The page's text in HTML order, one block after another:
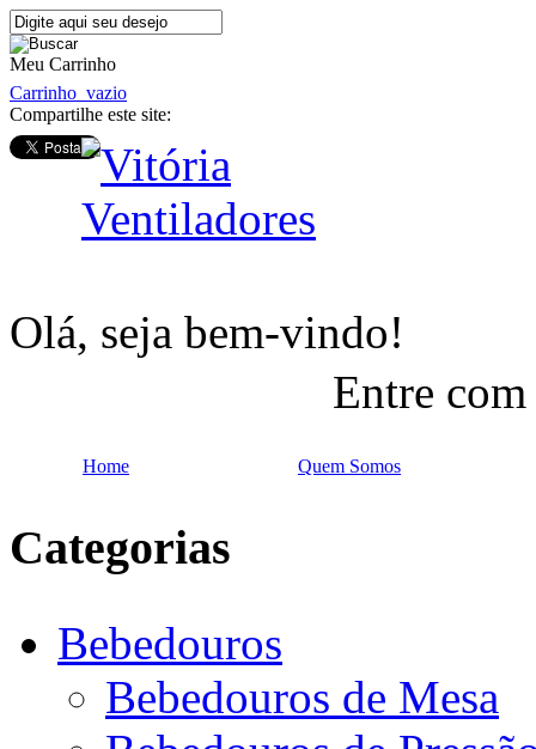
Meu Carrinho
Carrinho vazio
Compartilhe este site:
Olá, seja bem-vindo!
Entre
Home Quem Somos
Categorias
Bebedouros
Bebedouros de Mesa